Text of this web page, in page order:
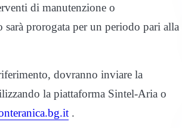
di manutenzione o
prorogata per un periodo pari alla
dovranno inviare la
la piattaforma Sintel-Aria o
.